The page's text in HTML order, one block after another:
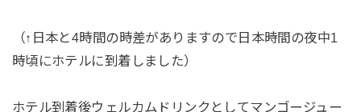
（↑日本と4時間の時差がありますので日本時間の夜中1
時頃にホテルに到着しました）
ホテル到着後ウェルカムドリンクとしてマンゴージュー